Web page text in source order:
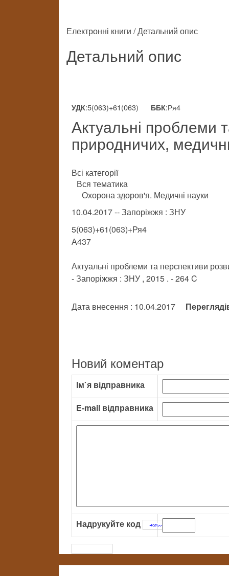
Електронні книги / Детальний опис
Детальний опис
УДК:5(063)+61(063) ББК:Ря4
Актуальні проблеми
природничих,
Всі категорії
Вся тематика
Охорона здоров'я. Медичні науки
10.04.2017 -- Запоріжжя : ЗНУ
5(063)+61(063)+Ря4
А437
Актуальні проблеми та перспективи
- Запоріжжя : ЗНУ , 2015 . - 264 C
Дата внесення : 10.04.2017
Новий коментар
Ім`я відправника
E-mail відправника
Надрукуйте код